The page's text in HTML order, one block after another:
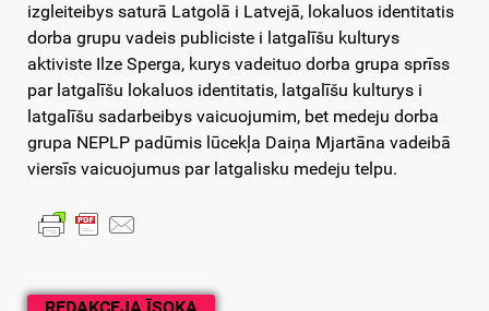
izgleiteibys saturā Latgolā i Latvejā, lokaluos identitatis
dorba grupu vadeis publiciste i latgalīšu kulturys
aktiviste Ilze Sperga, kurys vadeituo dorba grupa sprīss
par latgalīšu lokaluos identitatis, latgalīšu kulturys i
latgalīšu sadarbeibys vaicuojumim, bet medeju dorba
grupa NEPLP padūmis lūcekļa Daiņa Mjartāna vadeibā
viersīs vaicuojumus par latgalisku medeju telpu.